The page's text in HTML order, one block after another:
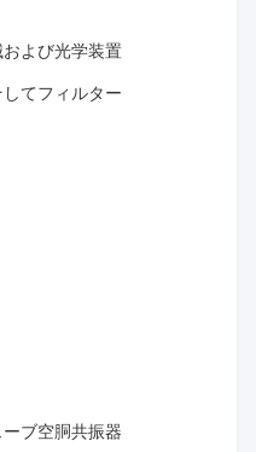
よび光学装置
てフィルター
ブ空胴共振器